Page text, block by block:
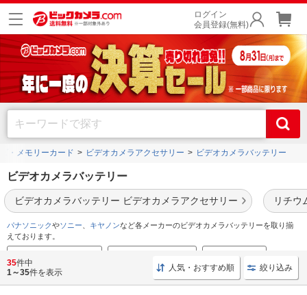
ログイン
会員登録(無料)
・メモリーカード ビデオカメラアクセサリー ビデオカメラバッテリー
ビデオカメラバッテリー
ビデオカメラバッテリー ビデオカメラアクセサリー リチウ
パナソニックやソニー キヤノンなど各メーカーのビデオカメラバッテリーを取り揃
えております。
ビデオカメラのおすすめ Vlogカメラ特集
35件中
1～35件を表示 人気・おすすめ順 絞り込み